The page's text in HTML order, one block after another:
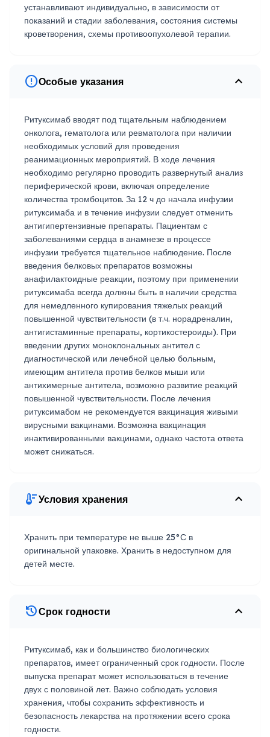
устанавливают индивидуально, в зависимости от
показаний и стадии заболевания, состояния системы
кроветворения, схемы противоопухолевой терапии.
errorОсобые указания expand_less
Ритуксимаб вводят под тщательным наблюдением
онколога, гематолога или ревматолога при наличии
необходимых условий для проведения
реанимационных мероприятий. В ходе лечения
необходимо регулярно проводить развернутый анализ
периферической крови, включая определение
количества тромбоцитов. За 12 ч до начала инфузии
ритуксимаба и в течение инфузии следует отменить
антигипертензивные препараты. Пациентам с
заболеваниями сердца в анамнезе в процессе
инфузии требуется тщательное наблюдение. После
введения белковых препаратов возможны
анафилактоидные реакции, поэтому при применении
ритуксимаба всегда должны быть в наличии средства
для немедленного купирования тяжелых реакций
повышенной чувствительности (в т.ч. норадреналин,
антигистаминные препараты, кортикостероиды). При
введении других моноклональных антител с
диагностической или лечебной целью больным,
имеющим антитела против белков мыши или
антихимерные антитела, возможно развитие реакций
повышенной чувствительности. После лечения
ритуксимабом не рекомендуется вакцинация живыми
вирусными вакцинами. Возможна вакцинация
инактивированными вакцинами, однако частота ответа
может снижаться.
thermostatУсловия хранения expand_less
Хранить при температуре не выше 25°С в
оригинальной упаковке. Хранить в недоступном для
детей месте.
historyСрок годности expand_less
Ритуксимаб, как и большинство биологических
препаратов, имеет ограниченный срок годности. После
выпуска препарат может использоваться в течение
двух с половиной лет. Важно соблюдать условия
хранения, чтобы сохранить эффективность и
безопасность лекарства на протяжении всего срока
годности.